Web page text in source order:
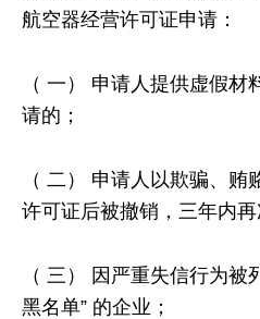
航空器经营许可证申请：
（ 一） 申请人提供虚假
请的；
（ 二） 申请人以欺骗、
许可证后被撤销，三年内再
（ 三） 因严重失信行为被
黑名单” 的企业；